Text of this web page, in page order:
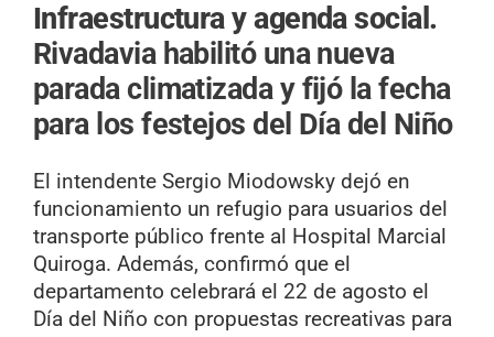
Infraestructura y agenda social.
Rivadavia habilitó una nueva
parada climatizada y fijó la fecha
para los festejos del Día del Niño
El intendente Sergio Miodowsky dejó en
funcionamiento un refugio para usuarios del
transporte público frente al Hospital Marcial
Quiroga. Además, confirmó que el
departamento celebrará el 22 de agosto el
Día del Niño con propuestas recreativas para